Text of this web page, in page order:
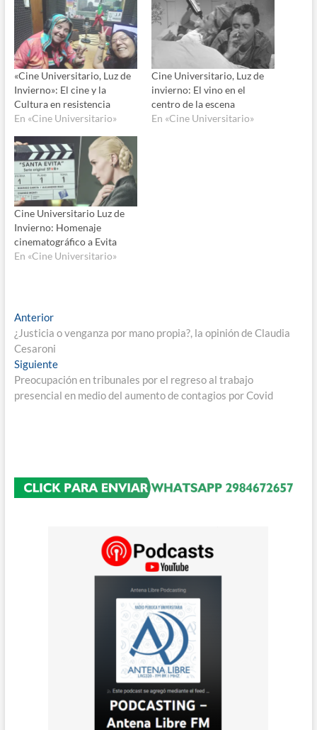
«Cine Universitario, Luz de
Invierno»: El cine y la
Cultura en resistencia
En «Cine Universitario»
Cine Universitario, Luz de
invierno: El vino en el
centro de la escena
En «Cine Universitario»
Cine Universitario Luz de
Invierno: Homenaje
cinematográfico a Evita
En «Cine Universitario»
Navegación
de
entradas
AnteriorEntrada
anterior:
¿Justicia o venganza por mano propia?, la opinión de Claudia
Cesaroni
SiguienteEntrada
siguiente:
Preocupación en tribunales por el regreso al trabajo
presencial en medio del aumento de contagios por Covid